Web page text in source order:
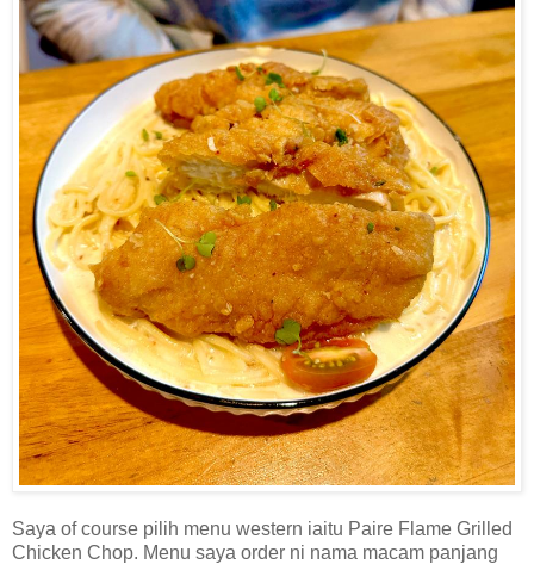
Saya of course pilih menu western iaitu Paire Flame Grilled
Chicken Chop. Menu saya order ni nama macam panjang